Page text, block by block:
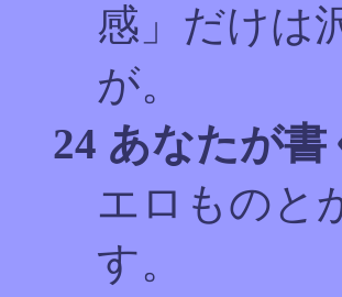
感」だけは
が。
24 あなたが
エロものと
す。